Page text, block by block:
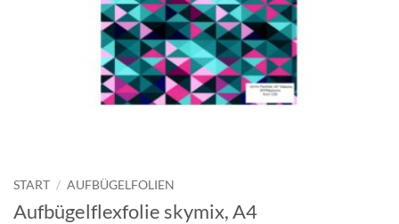
START / AUFBÜGELFOLIEN
Aufbügelflexfolie skymix, A4